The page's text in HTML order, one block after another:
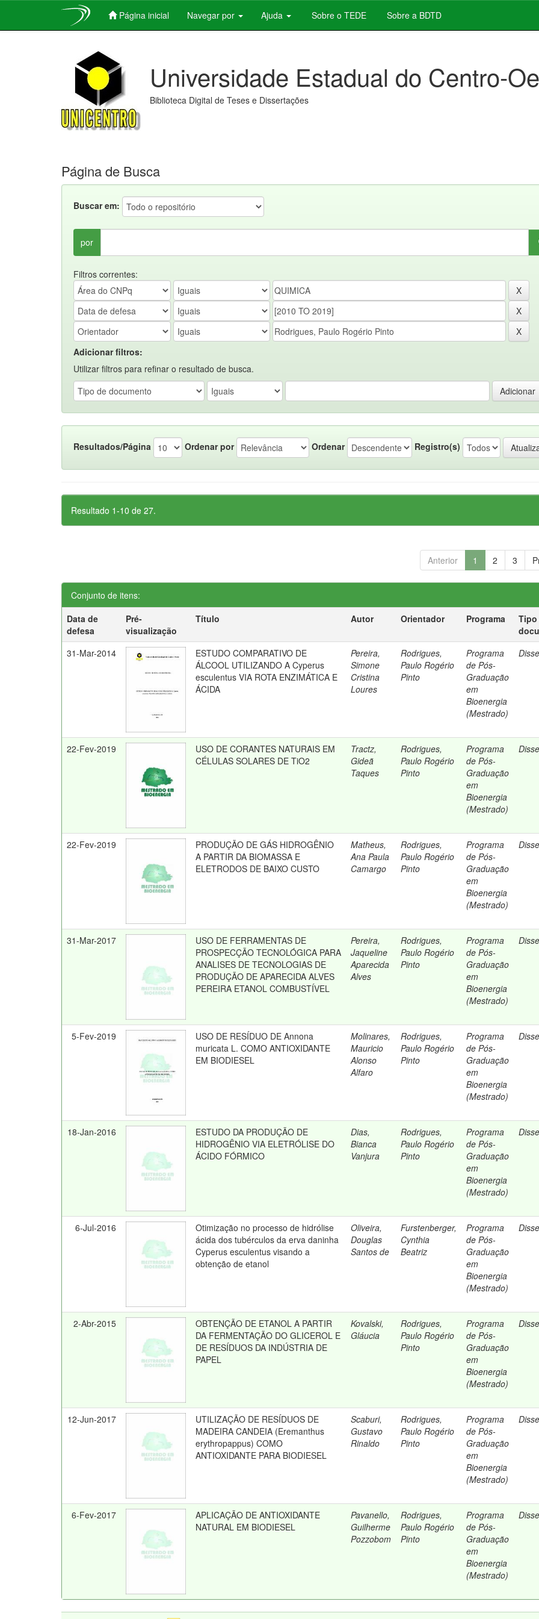
Página inicial Navegar por Ajuda Sobre o TEDE Sobre a BDTD
Universidade Estadual do Centro-
Biblioteca Digital de Teses e Dissertações
Página de Busca
Buscar em:
por
Filtros correntes:
Adicionar filtros:
Utilizar filtros para refinar o resultado de busca.
Resultados/Página Ordenar por Ordenar Registro(s)
Resultado 1-10 de 27.
Anterior 1 2 3
Conjunto de itens:
Data de
defesa
Pré-
visualização
Título Autor Orientador Programa
Tipo
31-Mar-2014
ESTUDO COMPARATIVO DE
ÁLCOOL UTILIZANDO A Cyperus
esculentus VIA ROTA ENZIMÁTICA E
ÁCIDA
Pereira,
Simone
Cristina
Loures
Rodrigues,
Paulo Rogério
Pinto
Programa
de Pós-
Graduação
em
Bioenergia
(Mestrado)
22-Fev-2019
USO DE CORANTES NATURAIS EM
CÉLULAS SOLARES DE TiO2
Tractz,
Gideã
Taques
Rodrigues,
Paulo Rogério
Pinto
Programa
de Pós-
Graduação
em
Bioenergia
(Mestrado)
22-Fev-2019
PRODUÇÃO DE GÁS HIDROGÊNIO
A PARTIR DA BIOMASSA E
ELETRODOS DE BAIXO CUSTO
Matheus,
Ana Paula
Camargo
Rodrigues,
Paulo Rogério
Pinto
Programa
de Pós-
Graduação
em
Bioenergia
(Mestrado)
31-Mar-2017
USO DE FERRAMENTAS DE
PROSPECÇÃO TECNOLÓGICA PARA
ANALISES DE TECNOLOGIAS DE
PRODUÇÃO DE APARECIDA ALVES
PEREIRA ETANOL COMBUSTÍVEL
Pereira,
Jaqueline
Aparecida
Alves
Rodrigues,
Paulo Rogério
Pinto
Programa
de Pós-
Graduação
em
Bioenergia
(Mestrado)
5-Fev-2019
USO DE RESÍDUO DE Annona
muricata L. COMO ANTIOXIDANTE
EM BIODIESEL
Molinares,
Mauricio
Alonso
Alfaro
Rodrigues,
Paulo Rogério
Pinto
Programa
de Pós-
Graduação
em
Bioenergia
(Mestrado)
18-Jan-2016
ESTUDO DA PRODUÇÃO DE
HIDROGÊNIO VIA ELETRÓLISE DO
ÁCIDO FÓRMICO
Dias,
Bianca
Vanjura
Rodrigues,
Paulo Rogério
Pinto
Programa
de Pós-
Graduação
em
Bioenergia
(Mestrado)
6-Jul-2016
Otimização no processo de hidrólise
ácida dos tubérculos da erva daninha
Cyperus esculentus visando a
obtenção de etanol
Oliveira,
Douglas
Santos de
Furstenberger,
Cynthia
Beatriz
Programa
de Pós-
Graduação
em
Bioenergia
(Mestrado)
2-Abr-2015
OBTENÇÃO DE ETANOL A PARTIR
DA FERMENTAÇÃO DO GLICEROL E
DE RESÍDUOS DA INDÚSTRIA DE
PAPEL
Kovalski,
Gláucia
Rodrigues,
Paulo Rogério
Pinto
Programa
de Pós-
Graduação
em
Bioenergia
(Mestrado)
12-Jun-2017
UTILIZAÇÃO DE RESÍDUOS DE
MADEIRA CANDEIA (Eremanthus
erythropappus) COMO
ANTIOXIDANTE PARA BIODIESEL
Scaburi,
Gustavo
Rinaldo
Rodrigues,
Paulo Rogério
Pinto
Programa
de Pós-
Graduação
em
Bioenergia
(Mestrado)
6-Fev-2017
APLICAÇÃO DE ANTIOXIDANTE
NATURAL EM BIODIESEL
Pavanello,
Guilherme
Pozzobom
Rodrigues,
Paulo Rogério
Pinto
Programa
de Pós-
Graduação
em
Bioenergia
(Mestrado)